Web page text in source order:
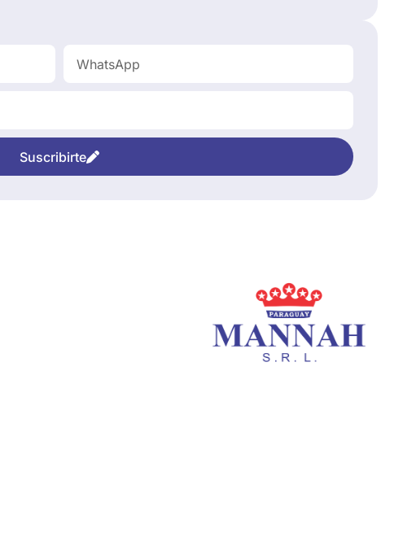
Suscribirte